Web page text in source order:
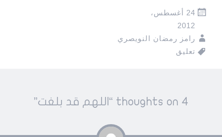
24 أغسطس،
2012
رامز رمضان النويصري
تعليق
Post
navigation
4 thoughts on “ اللهم قد بلغت”